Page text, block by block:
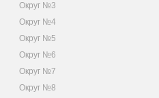
Округ №3
Округ №4
Округ №5
Округ №6
Округ №7
Округ №8